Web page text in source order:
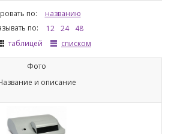
по:
названию
по:
12 24
48
таблицей списком
Фото
и описание